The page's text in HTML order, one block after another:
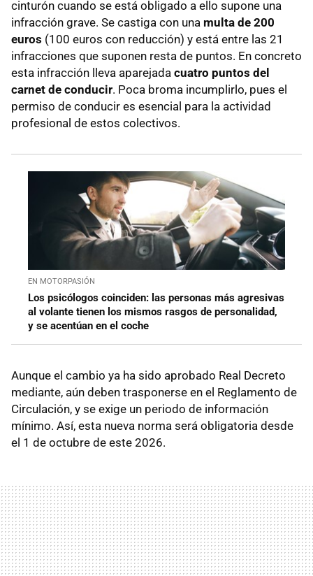
cinturón cuando se está obligado a ello supone una
infracción grave. Se castiga con una multa de 200
euros (100 euros con reducción) y está entre las 21
infracciones que suponen resta de puntos. En concreto
esta infracción lleva aparejada cuatro puntos del
carnet de conducir. Poca broma incumplirlo, pues el
permiso de conducir es esencial para la actividad
profesional de estos colectivos.
EN MOTORPASIÓN
Los psicólogos coinciden: las personas más agresivas
al volante tienen los mismos rasgos de personalidad,
y se acentúan en el coche
Aunque el cambio ya ha sido aprobado Real Decreto
mediante, aún deben trasponerse en el Reglamento de
Circulación, y se exige un periodo de información
mínimo. Así, esta nueva norma será obligatoria desde
el 1 de octubre de este 2026.